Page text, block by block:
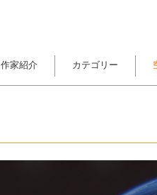
作家紹介 カテゴリー